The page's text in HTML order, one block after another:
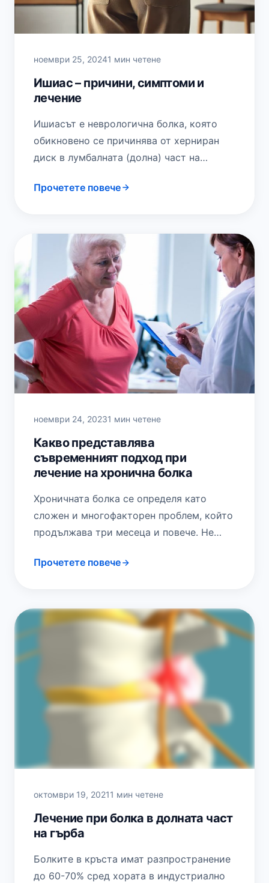
ноември 25, 20241 мин четене
Ишиас – причини, симптоми и
лечение
Ишиасът е неврологична болка, която
обикновено се причинява от херниран
диск в лумбалната (долна) част на
седалищния нерв. Прешлените (костите,
Прочетете повече
ноември 24, 20231 мин четене
Какво представлява
съвременният подход при
лечение на хронична болка
Хроничната болка се определя като
сложен и многофакторен проблем, който
продължава три месеца и повече. Не
хроничната болка, докато в…
Прочетете повече
октомври 19, 20211 мин четене
Лечение при болка в долната част
на гърба
Болките в кръста имат разпространение
до 60-70% сред хората в индустриално